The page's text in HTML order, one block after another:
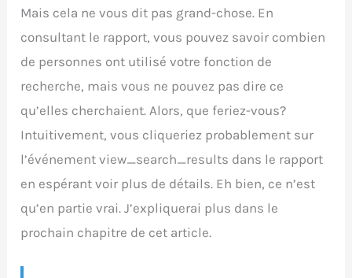
Mais cela ne vous dit pas grand-chose. En
consultant le rapport, vous pouvez savoir combien
de personnes ont utilisé votre fonction de
recherche, mais vous ne pouvez pas dire ce
qu’elles cherchaient. Alors, que feriez-vous?
Intuitivement, vous cliqueriez probablement sur
l’événement view_search_results dans le rapport
en espérant voir plus de détails. Eh bien, ce n’est
qu’en partie vrai. J’expliquerai plus dans le
prochain chapitre de cet article.